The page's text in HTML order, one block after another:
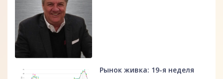
Рынок живка: 19-я неделя